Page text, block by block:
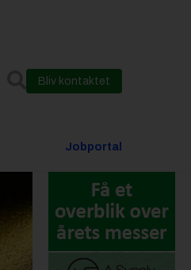
Bliv kontaktet
Jobportal